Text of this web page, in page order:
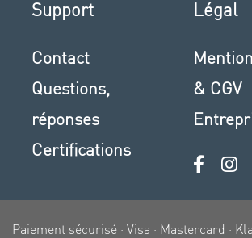
Support
Contact
Questions,
réponses
Certifications
Légal
& CGV
Paiement sécurisé · Visa · Mastercard ·